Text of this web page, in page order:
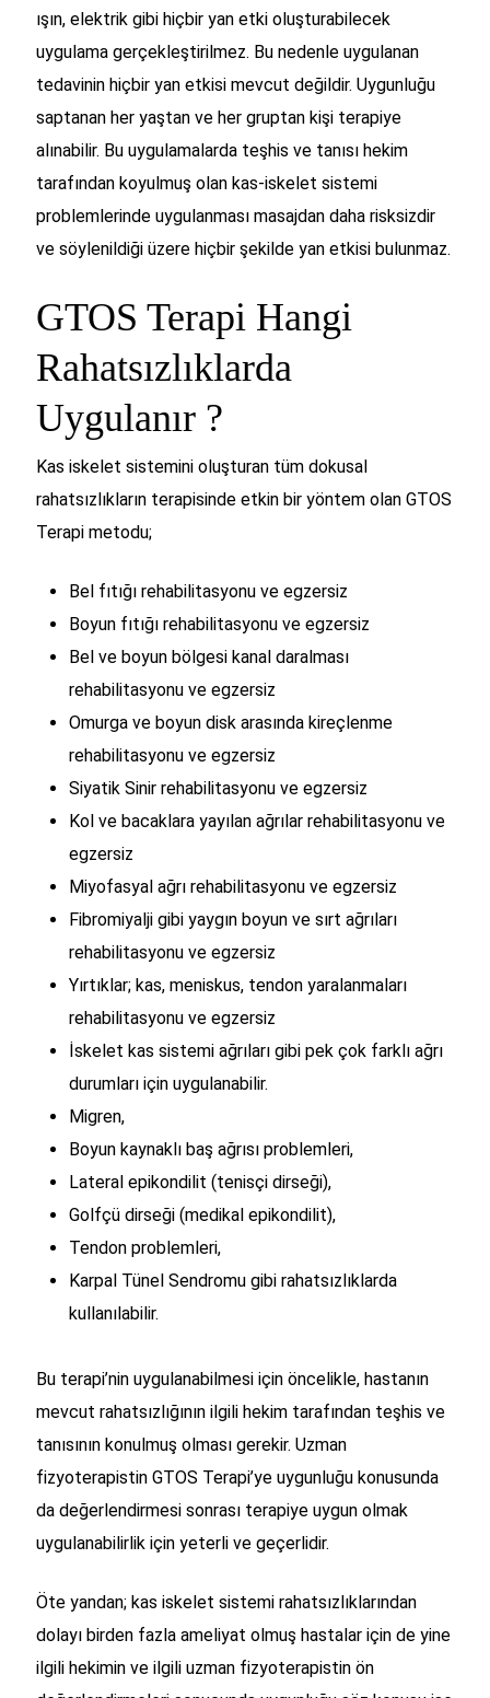
ışın, elektrik gibi hiçbir yan etki oluşturabilecek
uygulama gerçekleştirilmez. Bu nedenle uygulanan
tedavinin hiçbir yan etkisi mevcut değildir. Uygunluğu
saptanan her yaştan ve her gruptan kişi terapiye
alınabilir. Bu uygulamalarda teşhis ve tanısı hekim
tarafından koyulmuş olan kas-iskelet sistemi
problemlerinde uygulanması masajdan daha risksizdir
ve söylenildiği üzere hiçbir şekilde yan etkisi bulunmaz.
GTOS Terapi Hangi
Rahatsızlıklarda
Uygulanır ?
Kas iskelet sistemini oluşturan tüm dokusal
rahatsızlıkların terapisinde etkin bir yöntem olan GTOS
Terapi metodu;
Bel fıtığı rehabilitasyonu ve egzersiz
Boyun fıtığı rehabilitasyonu ve egzersiz
Bel ve boyun bölgesi kanal daralması
rehabilitasyonu ve egzersiz
Omurga ve boyun disk arasında kireçlenme
rehabilitasyonu ve egzersiz
Siyatik Sinir rehabilitasyonu ve egzersiz
Kol ve bacaklara yayılan ağrılar rehabilitasyonu ve
egzersiz
Miyofasyal ağrı rehabilitasyonu ve egzersiz
Fibromiyalji gibi yaygın boyun ve sırt ağrıları
rehabilitasyonu ve egzersiz
Yırtıklar; kas, meniskus, tendon yaralanmaları
rehabilitasyonu ve egzersiz
İskelet kas sistemi ağrıları gibi pek çok farklı ağrı
durumları için uygulanabilir.
Migren,
Boyun kaynaklı baş ağrısı problemleri,
Lateral epikondilit (tenisçi dirseği),
Golfçü dirseği (medikal epikondilit),
Tendon problemleri,
Karpal Tünel Sendromu gibi rahatsızlıklarda
kullanılabilir.
Bu terapi’nin uygulanabilmesi için öncelikle, hastanın
mevcut rahatsızlığının ilgili hekim tarafından teşhis ve
tanısının konulmuş olması gerekir. Uzman
fizyoterapistin GTOS Terapi’ye uygunluğu konusunda
da değerlendirmesi sonrası terapiye uygun olmak
uygulanabilirlik için yeterli ve geçerlidir.
Öte yandan; kas iskelet sistemi rahatsızlıklarından
dolayı birden fazla ameliyat olmuş hastalar için de yine
ilgili hekimin ve ilgili uzman fizyoterapistin ön